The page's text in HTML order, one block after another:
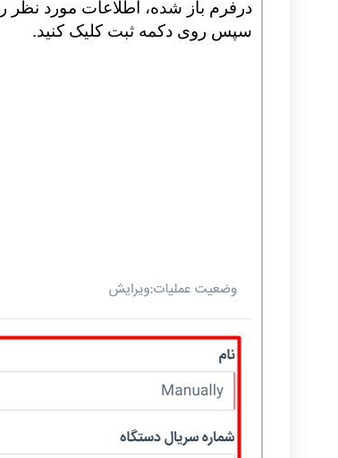
درفرم باز شده، اطلاعات مورد نظر
سپس روی دکمه ثبت کلیک کنید.